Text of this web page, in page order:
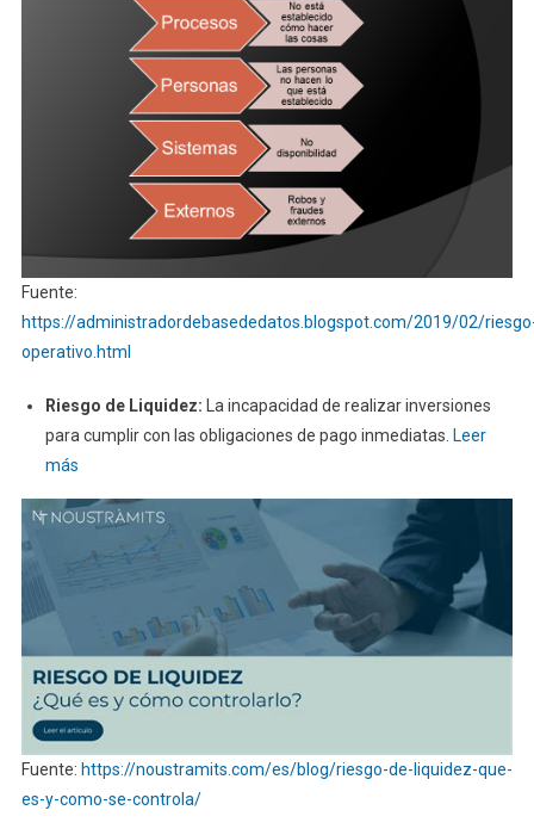
Fuente:
https://administradordebasededatos.blogspot.com/2019/02/
operativo.html
Riesgo de Liquidez: La incapacidad de realizar inversiones
para cumplir con las obligaciones de pago inmediatas. Leer
más
Fuente: https://noustramits.com/es/blog/riesgo-de-liquidez-que-
es-y-como-se-controla/